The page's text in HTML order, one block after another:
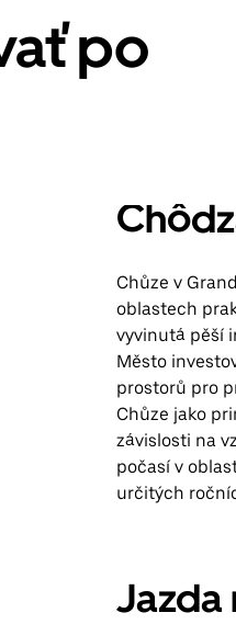
po
Chůze v
oblastech
vyvinutá pěší
Město
prostorů pro
Chůze jako
závislosti na
počasí v
určitých
Jazda